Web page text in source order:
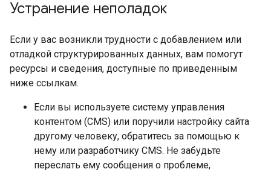
Устранение неполадок
Если у вас возникли трудности с добавлением или
отладкой структурированных данных, вам помогут
ресурсы и сведения, доступные по приведенным
ниже ссылкам.
Если вы используете систему управления
контентом (CMS) или поручили настройку сайта
другому человеку, обратитесь за помощью к
нему или разработчику CMS. Не забудьте
переслать ему сообщения о проблеме,